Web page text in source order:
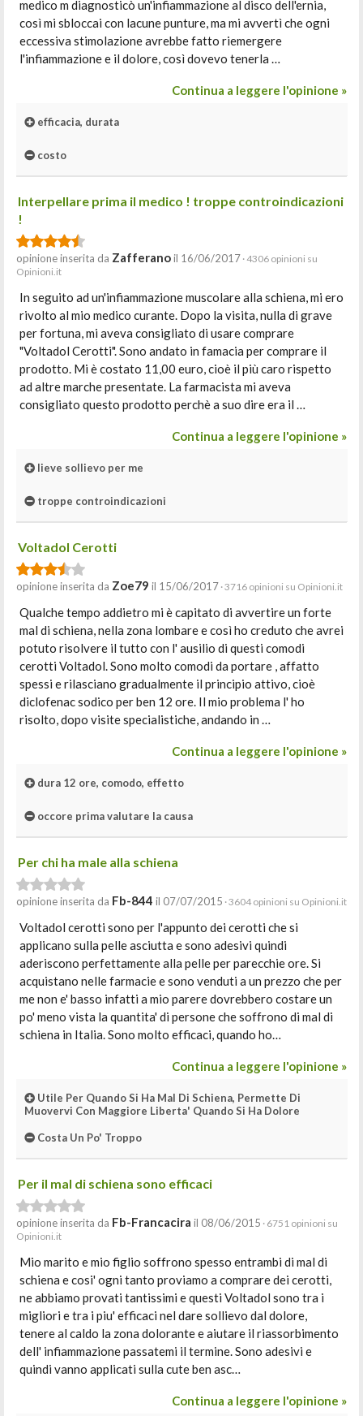
medico m diagnosticò un'infiammazione al disco dell'ernia,
così mi sbloccai con lacune punture, ma mi avvertì che ogni
eccessiva stimolazione avrebbe fatto riemergere
l'infiammazione e il dolore, così dovevo tenerla …
Continua a leggere l'opinione »
efficacia, durata
costo
Interpellare prima il medico ! troppe controindicazioni
!
opinione inserita da Zafferanoil 16/06/2017 · 4306 opinioni su
Opinioni.it
In seguito ad un'infiammazione muscolare alla schiena, mi ero
rivolto al mio medico curante. Dopo la visita, nulla di grave
per fortuna, mi aveva consigliato di usare comprare
"Voltadol Cerotti". Sono andato in famacia per comprare il
prodotto. Mi è costato 11,00 euro, cioè il più caro rispetto
ad altre marche presentate. La farmacista mi aveva
consigliato questo prodotto perchè a suo dire era il …
Continua a leggere l'opinione »
lieve sollievo per me
troppe controindicazioni
Voltadol Cerotti
opinione inserita da Zoe79 il 15/06/2017 · 3716 opinioni su Opinioni.it
Qualche tempo addietro mi è capitato di avvertire un forte
mal di schiena, nella zona lombare e così ho creduto che avrei
potuto risolvere il tutto con l' ausilio di questi comodi
cerotti Voltadol. Sono molto comodi da portare , affatto
spessi e rilasciano gradualmente il principio attivo, cioè
diclofenac sodico per ben 12 ore. Il mio problema l' ho
risolto, dopo visite specialistiche, andando in …
Continua a leggere l'opinione »
dura 12 ore, comodo, effetto
occore prima valutare la causa
Per chi ha male alla schiena
opinione inserita da Fb-844 il 07/07/2015 · 3604 opinioni su Opinioni.it
Voltadol cerotti sono per l'appunto dei cerotti che si
applicano sulla pelle asciutta e sono adesivi quindi
aderiscono perfettamente alla pelle per parecchie ore. Si
acquistano nelle farmacie e sono venduti a un prezzo che per
me non e' basso infatti a mio parere dovrebbero costare un
po' meno vista la quantita' di persone che soffrono di mal di
schiena in Italia. Sono molto efficaci, quando ho…
Continua a leggere l'opinione »
Utile Per Quando Si Ha Mal Di Schiena, Permette Di
Muovervi Con Maggiore Liberta' Quando Si Ha Dolore
Costa Un Po' Troppo
Per il mal di schiena sono efficaci
opinione inserita da Fb-Francacira il 08/06/2015 · 6751 opinioni su
Opinioni.it
Mio marito e mio figlio soffrono spesso entrambi di mal di
schiena e cosi' ogni tanto proviamo a comprare dei cerotti,
ne abbiamo provati tantissimi e questi Voltadol sono tra i
migliori e tra i piu' efficaci nel dare sollievo dal dolore,
tenere al caldo la zona dolorante e aiutare il riassorbimento
dell' infiammazione passatemi il termine. Sono adesivi e
quindi vanno applicati sulla cute ben asc…
Continua a leggere l'opinione »